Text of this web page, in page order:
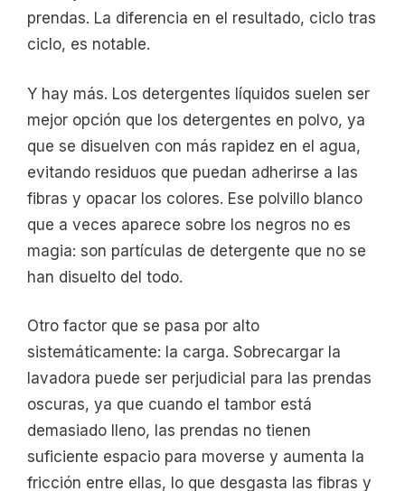
prendas. La diferencia en el resultado, ciclo tras
ciclo, es notable.
Y hay más. Los detergentes líquidos suelen ser
mejor opción que los detergentes en polvo, ya
que se disuelven con más rapidez en el agua,
evitando residuos que puedan adherirse a las
fibras y opacar los colores. Ese polvillo blanco
que a veces aparece sobre los negros no es
magia: son partículas de detergente que no se
han disuelto del todo.
Otro factor que se pasa por alto
sistemáticamente: la carga. Sobrecargar la
lavadora puede ser perjudicial para las prendas
oscuras, ya que cuando el tambor está
demasiado lleno, las prendas no tienen
suficiente espacio para moverse y aumenta la
fricción entre ellas, lo que desgasta las fibras y